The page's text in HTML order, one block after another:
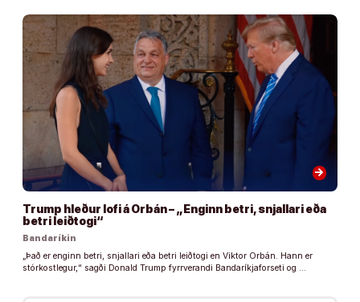
arrow_forward
Trump hleður lofi á Orbán – „Enginn betri, snjallari eða
betri leiðtogi“
Bandaríkin
„Það er enginn betri, snjallari eða betri leiðtogi en Viktor Orbán. Hann er
stórkostlegur,“ sagði Donald Trump fyrrverandi Bandaríkjaforseti og …